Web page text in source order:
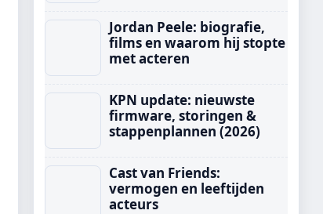
Jordan Peele: biografie,
films en waarom hij stopte
met acteren
KPN update: nieuwste
firmware, storingen &
stappenplannen (2026)
Cast van Friends:
vermogen en leeftijden
acteurs